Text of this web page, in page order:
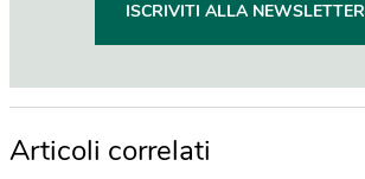
ISCRIVITI ALLA NEWSLETTER
Articoli correlati